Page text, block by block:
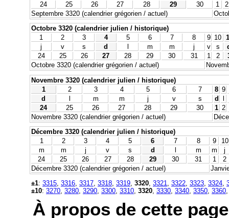
24
25 26 27 28 29 30 1
2
Septembre 3320 (calendrier grégorien / actuel)
Octobre 3320 (calendrier julien / historique)
1
2 3 4 5 6 7 8 9 10
j
v s d m m j v s
24
25 26 27 28 29 30 31 1 2
Octobre 3320 (calendrier grégorien / actuel)
Novembre 3320 (calendrier julien / historique)
1
2 3 4 5 6 7 8 9
d
l m m j v s d l
24
25 26 27 28 29 30 1 2
Novembre 3320 (calendrier grégorien / actuel)
Décembre 3320 (calendrier julien / historique)
1
2 3 4 5 6 7 8 9
10
m
m j v s d l m m
j
24
25 26 27 28 29 30 31 1
2
Décembre 3320 (calendrier grégorien / actuel)
±1: 3315 3316 3317 3318 3319 3320 3321 3322 3323 3324
±10: 3270 3280 3290 3300 3310 3320 3330 3340 3350 3360
À propos de cette page